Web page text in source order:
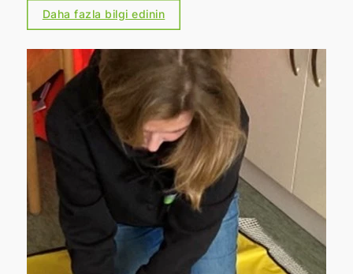
(GEG) hükümleri, sadece ileride yapılacak
gezileri değil, gayrimenkul ilanını da etkiliyor.
Bu konuda titiz davrananlar, gereksiz
gecikmeleri, sorgulamaları ve yasal riskleri
önler.
Daha fazla bilgi edinin